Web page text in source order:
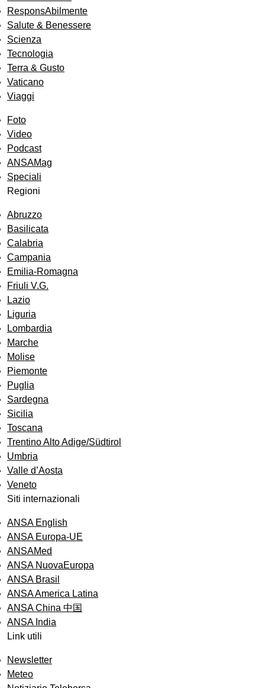
ResponsAbilmente
Salute & Benessere
Scienza
Tecnologia
Terra & Gusto
Vaticano
Viaggi
Foto
Video
Podcast
ANSAMag
Speciali
Regioni
Abruzzo
Basilicata
Calabria
Campania
Emilia-Romagna
Friuli V.G.
Lazio
Liguria
Lombardia
Marche
Molise
Piemonte
Puglia
Sardegna
Sicilia
Toscana
Trentino Alto Adige/Südtirol
Umbria
Valle d’Aosta
Veneto
Siti internazionali
ANSA English
ANSA Europa-UE
ANSAMed
ANSA NuovaEuropa
ANSA Brasil
ANSA America Latina
ANSA China 中国
ANSA India
Link utili
Newsletter
Meteo